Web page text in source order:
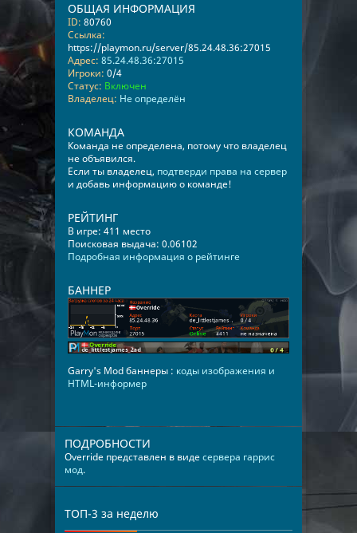
ОБЩАЯ ИНФОРМАЦИЯ
ID: 80760
Ссылка:
https://playmon.ru/server/85.24.48.36:27015
Адрес: 85.24.48.36:27015
Игроки: 0/4
Статус: Включен
Владелец: Не определён
КОМАНДА
Команда не определена, потому что владелец
не объявился.
Если ты владелец, подтверди права на сервер
и добавь информацию о команде!
РЕЙТИНГ
В игре: 411 место
Поисковая выдача: 0.06102
Подробная информация о рейтинге
БАННЕР
Garry's Mod баннеры : коды изображения и
HTML-информер
ПОДРОБНОСТИ
Override представлен в видесервера гаррис
мод.
ТОП-3 за неделю